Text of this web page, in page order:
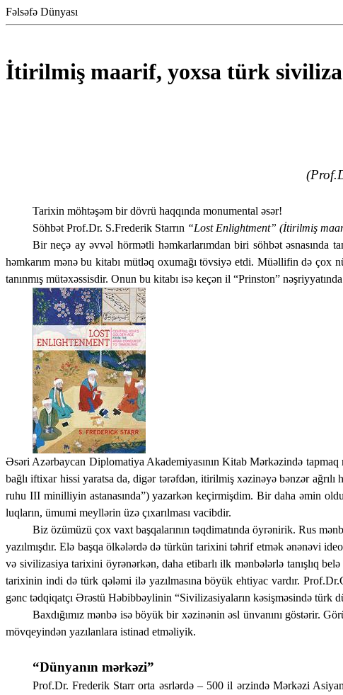
Fəlsəfə Dünyası
İtirilmiş maarif, yoxsa türk
­­Tarixin möhtəşəm bir dövrü haqqında monumental əsər!
Söhbət Prof.Dr. S.Frederik Starrın “Lost Enlightment” (İtirilmiş
Bir neçə ay əvvəl hörmətli həmkarlarımdan biri söhbət əsnasında
həmkarım mənə bu kitabı mütləq oxumağı tövsiyə etdi. Müəllifin də
tanınmış mütəxəssisdir. Onun bu kitabı isə keçən il “Prinston”
Əsəri Azərbaycan Diplomatiya Akademiyasının Kitab Mərkəzində
bağlı iftixar hissi yaratsa da, digər tərəfdən, itirilmiş xəzinəyə bənzər ağrılı
ruhu III minilliyin astana­sında”) yazarkən keçirmişdim. Bir daha əmin
luqların, ümumi meyllərin üzə çıxarılması vacibdir.
Biz özümüzü çox vaxt başqalarının təqdimatında öyrənirik. Rus
yazılmışdır. Elə başqa ölkələrdə də türkün tarixini təhrif etmək ənənəvi
və sivilizasiya tarixini öyrənərkən, daha etibarlı ilk mənbələrlə tanışlıq
tarixinin indi də türk qələmi ilə yazılmasına böyük ehtiyac vardır.
gənc tədqiqatçı Ərəstü Həbibbəylinin “Sivilizasiyaların kəsişməsində türk
Baxdığımız mənbə isə böyük bir xəzinənin əsl ünvanını göstərir.
mövqeyindən yazılanlara istinad etməliyik.
“Dünyanın mərkəzi”
Prof.Dr. Frederik Starr orta əsrlərdə – 500 il ərzində Mərkəzi